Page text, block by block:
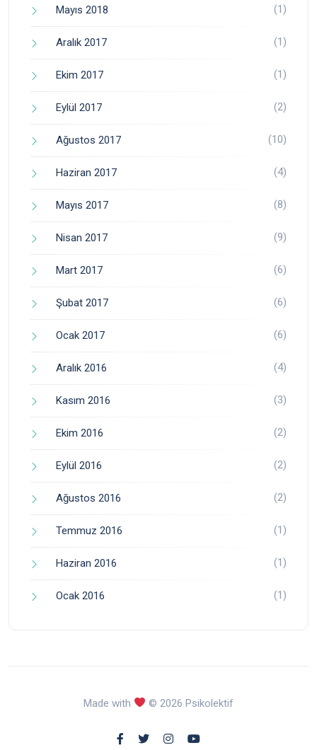
Mayıs 2018 (1)
Aralık 2017 (1)
Ekim 2017 (1)
Eylül 2017 (2)
Ağustos 2017 (10)
Haziran 2017 (4)
Mayıs 2017 (8)
Nisan 2017 (9)
Mart 2017 (6)
Şubat 2017 (6)
Ocak 2017 (6)
Aralık 2016 (4)
Kasım 2016 (3)
Ekim 2016 (2)
Eylül 2016 (2)
Ağustos 2016 (2)
Temmuz 2016 (1)
Haziran 2016 (1)
Ocak 2016 (1)
Made with © 2026 Psikolektif